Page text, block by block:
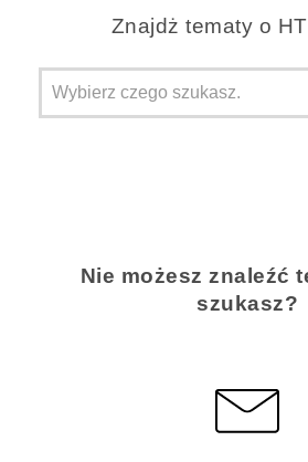
Znajdż tematy o
Nie możesz znaleźć
szukasz?